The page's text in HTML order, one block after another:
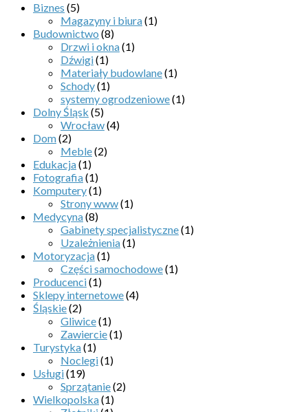
Biznes (5)
Magazyny i biura(1)
Budownictwo (8)
Drzwi i okna(1)
Dźwigi(1)
Materiały budowlane(1)
Schody(1)
systemy ogrodzeniowe(1)
Dolny Śląsk (5)
Wrocław(4)
Dom(2)
Meble(2)
Edukacja(1)
Fotografia(1)
Komputery(1)
Strony www(1)
Medycyna(8)
Gabinety specjalistyczne(1)
Uzależnienia(1)
Motoryzacja(1)
Części samochodowe(1)
Producenci(1)
Sklepy internetowe(4)
Śląskie(2)
Gliwice(1)
Zawiercie(1)
Turystyka(1)
Noclegi(1)
Usługi(19)
Sprzątanie(2)
Wielkopolska(1)